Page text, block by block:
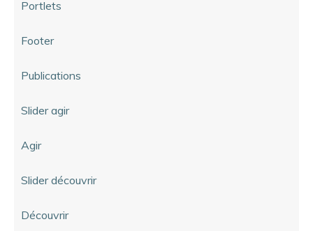
Portlets
Footer
Publications
Slider agir
Agir
Slider découvrir
Découvrir